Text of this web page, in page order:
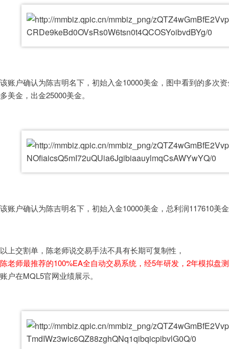
该账户确认为陈吉明名下，初始入金10000美金，图中看到的多次
多美金，出金25000美金。
该账户确认为陈吉明名下，初始入金10000美金，总利润117610美
以上交割单，陈老师说交易手法不具有长期可复制性，
陈老师最推荐的100%EA全自动交易系统，经5年研发，2年模拟盘
账户在MQL5官网业绩展示。